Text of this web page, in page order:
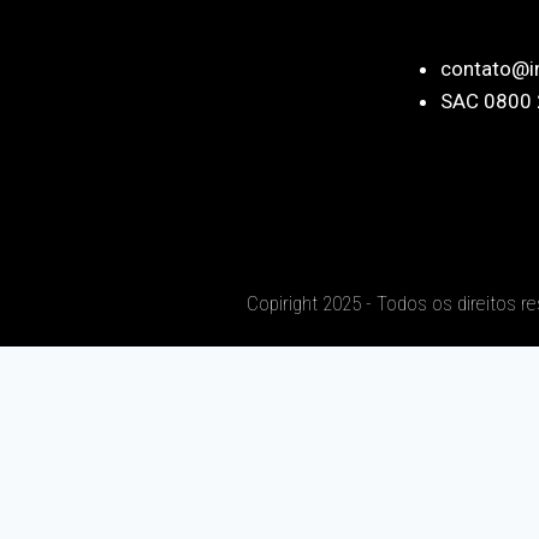
SAC
Copiright 2025 - Todos os direitos